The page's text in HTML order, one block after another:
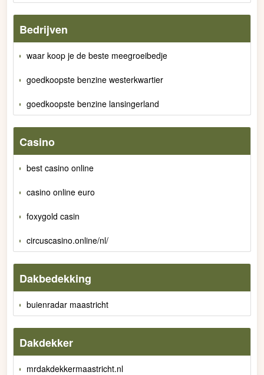
Bedrijven
waar koop je de beste meegroeibedje
goedkoopste benzine westerkwartier
goedkoopste benzine lansingerland
Casino
best casino online
casino online euro
foxygold casin
circuscasino.online/nl/
Dakbedekking
buienradar maastricht
Dakdekker
mrdakdekkermaastricht.nl